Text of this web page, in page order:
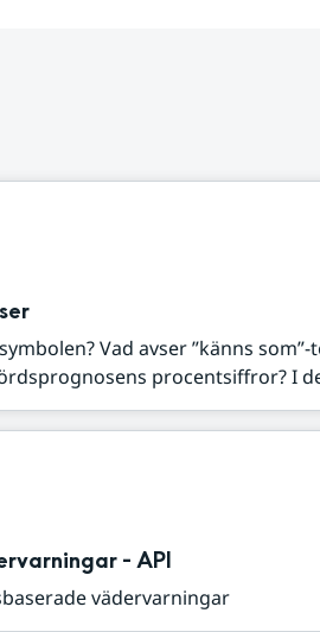
Vad avser ”känns
procentsiffror? I
- API
vädervarningar